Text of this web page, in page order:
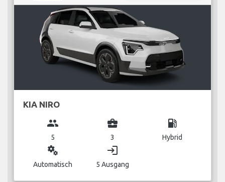
KIA NIRO
group
5
business_center
3
local_gas_station
Hybrid
miscellaneous_services
Automatisch
login
5 Ausgang